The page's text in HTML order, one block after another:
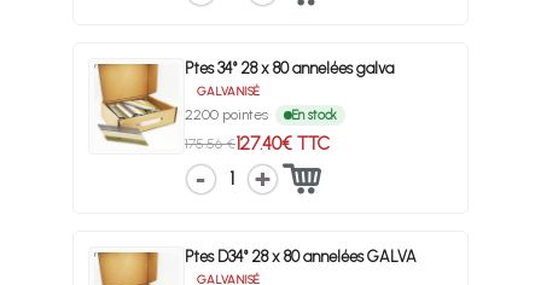
Ptes 34° 28 x 80 annelées galva
GALVANISÉ
2200 pointes En stock
175.56 €127.40€ TTC
1
Ptes D34° 28 x 80 annelées GALVA
GALVANISÉ